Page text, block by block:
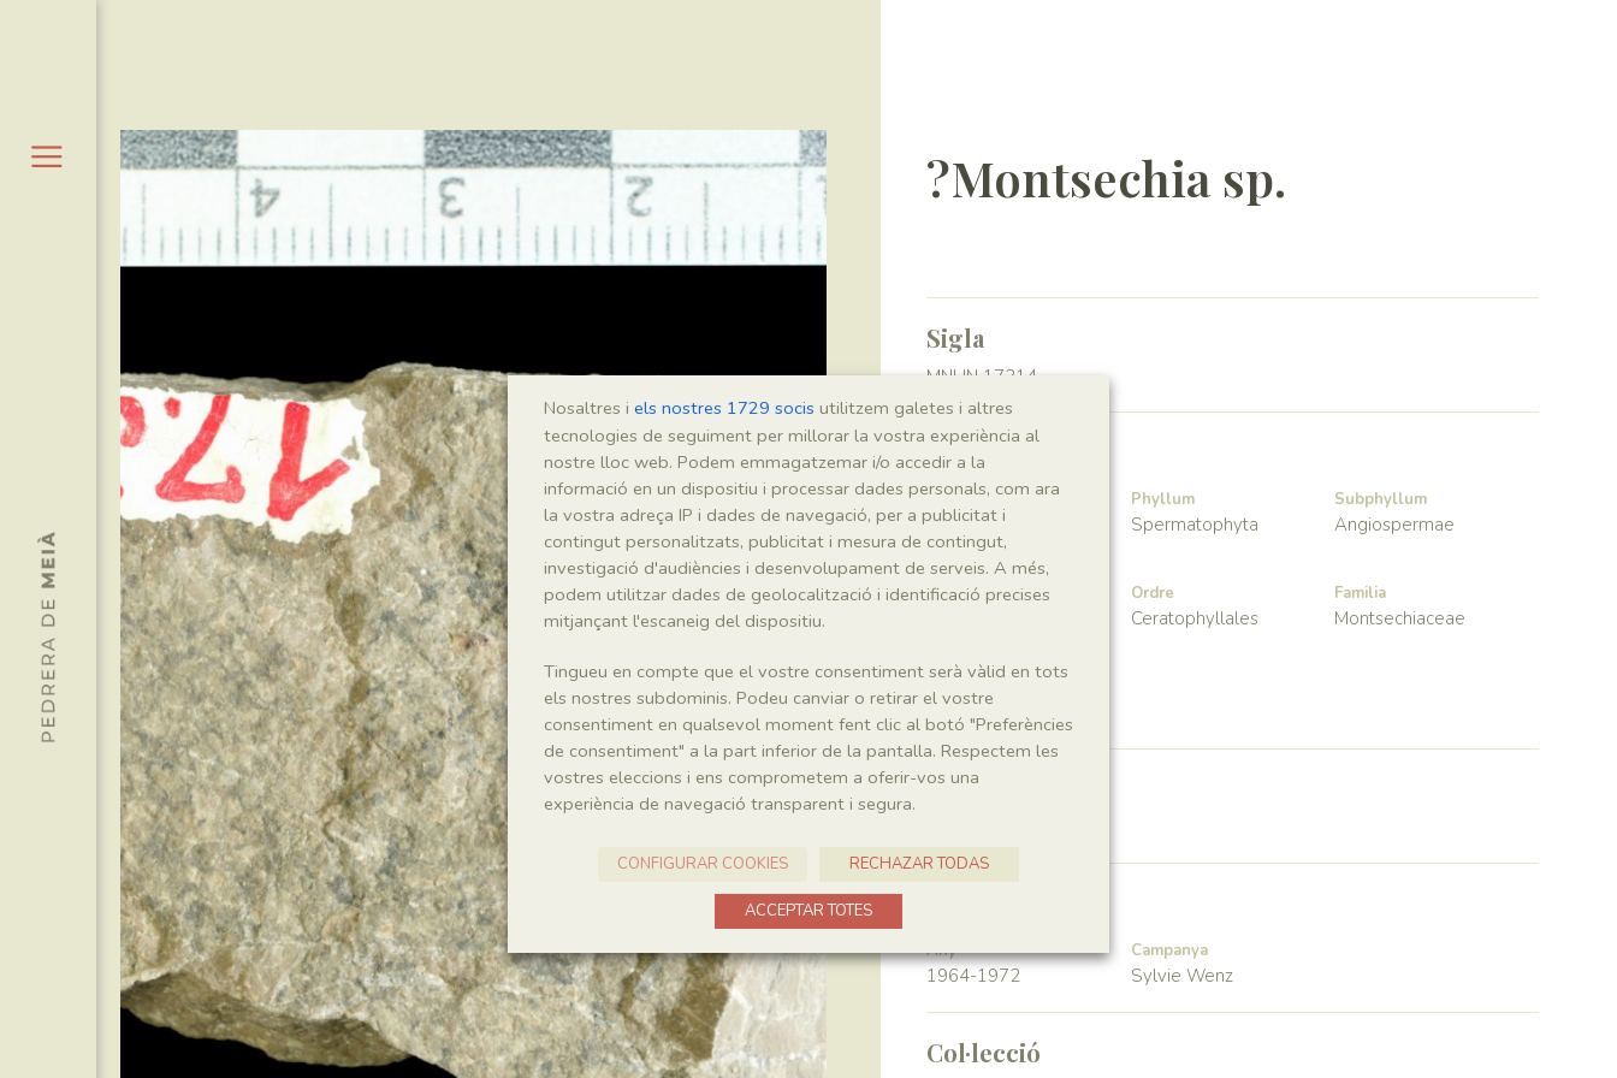
?Montsechia sp.
Sigla
MNHN 17314
Taxonomia
Regne
Plantae
Phyllum
Spermatophyta
Subphyllum
Angiospermae
Classe Ordre
Ceratophyllales
Familia
Montsechiaceae
Génere
Montsechia
Localitat
Any
1964-1972
Campanya
Sylvie Wenz
Col·lecció
Nosaltres i els nostres 1729 socis utilitzem galetes i altres
tecnologies de seguiment per millorar la vostra experiència al
nostre lloc web. Podem emmagatzemar i/o accedir a la
informació en un dispositiu i processar dades personals, com ara
la vostra adreça IP i dades de navegació, per a publicitat i
contingut personalitzats, publicitat i mesura de contingut,
investigació d'audiències i desenvolupament de serveis. A més,
podem utilitzar dades de geolocalització i identificació precises
mitjançant l'escaneig del dispositiu.
Tingueu en compte que el vostre consentiment serà vàlid en tots
els nostres subdominis. Podeu canviar o retirar el vostre
consentiment en qualsevol moment fent clic al botó "Preferències
de consentiment" a la part inferior de la pantalla. Respectem les
vostres eleccions i ens comprometem a oferir-vos una
experiència de navegació transparent i segura.
CONFIGURAR COOKIES RECHAZAR TODAS
ACCEPTAR TOTES